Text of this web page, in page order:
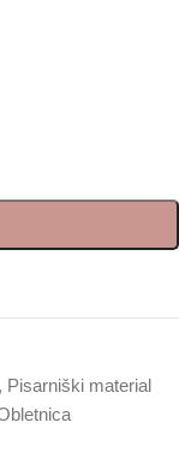
, Pisarniški material